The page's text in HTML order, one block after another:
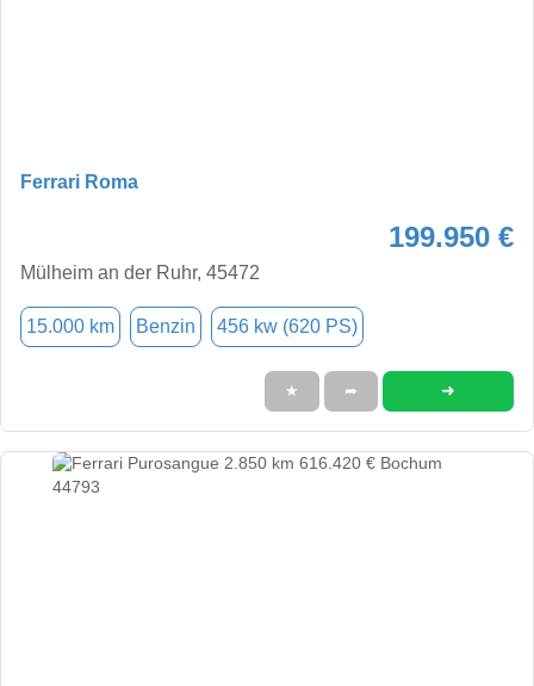
Ferrari Roma
199.950 €
Mülheim an der Ruhr, 45472
15.000 km Benzin 456 kw (620 PS)
★ ➦ ➜